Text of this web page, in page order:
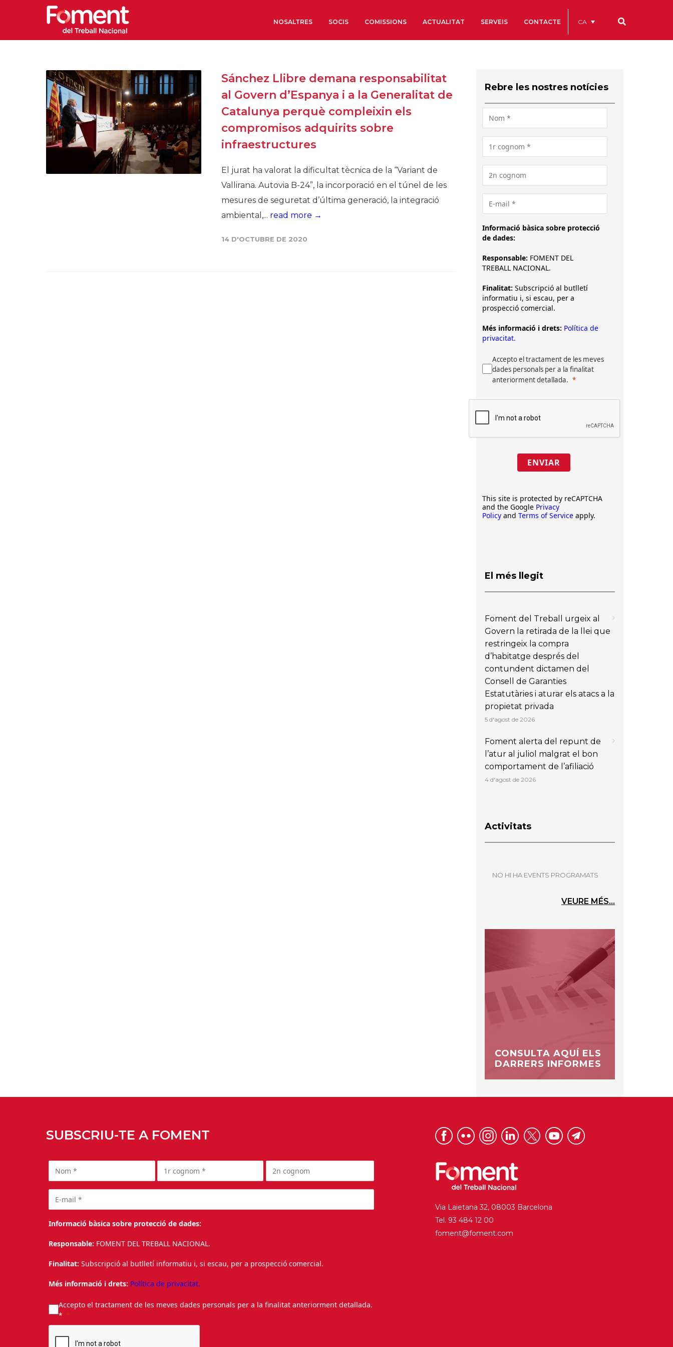
NOSALTRES
Òrgans de Govern
Òrgans Consultius
Estructura Executiva
Institut d’Estudis Estratègics
Organitzacions territorials
Organitzacions sectorials
Comptes Anuals
Estatuts
Portal de la Transparència
SOCIS COMISSIONS ACTUALITAT SERVEIS CONTACTE CA
Sánchez Llibre demana responsabilitat
al Govern d’Espanya i a la Generalitat de
Catalunya perquè compleixin els
compromisos adquirits sobre
infraestructures
El jurat ha valorat la dificultat tècnica de la “Variant de
Vallirana. Autovia B-24”, la incorporació en el túnel de les
mesures de seguretat d’última generació, la integració
ambiental,... read more →
14 D'OCTUBRE DE 2020
Rebre les nostres notícies
Informació bàsica sobre protecció
de dades:
Responsable: FOMENT DEL
TREBALL NACIONAL.
Finalitat: Subscripció al butlletí
informatiu i, si escau, per a
prospecció comercial.
Més informació i drets: Política de
privacitat.
Accepto el tractament de les meves
dades personals per a la finalitat
anteriorment detallada.
ENVIAR
This site is protected by reCAPTCHA
and the Google Privacy
Policy and Terms of Service apply.
El més llegit
Foment del Treball urgeix al
Govern la retirada de la llei que
restringeix la compra
d’habitatge després del
contundent dictamen del
Consell de Garanties
Estatutàries i aturar els atacs a la
propietat privada
5 d'agost de 2026
Foment alerta del repunt de
l’atur al juliol malgrat el bon
comportament de l’afiliació
4 d'agost de 2026
Activitats
NO HI HA EVENTS PROGRAMATS
VEURE MÉS...
CONSULTA AQUÍ ELS
DARRERS INFORMES
SUBSCRIU-TE A FOMENT
Informació bàsica sobre protecció de dades:
Responsable: FOMENT DEL TREBALL NACIONAL.
Finalitat: Subscripció al butlletí informatiu i, si escau, per a prospecció comercial.
Més informació i drets: Política de privacitat.
Accepto el tractament de les meves dades personals per a la finalitat anteriorment detallada.
*
Via Laietana 32, 08003 Barcelona
Tel. 93 484 12 00
foment@foment.com